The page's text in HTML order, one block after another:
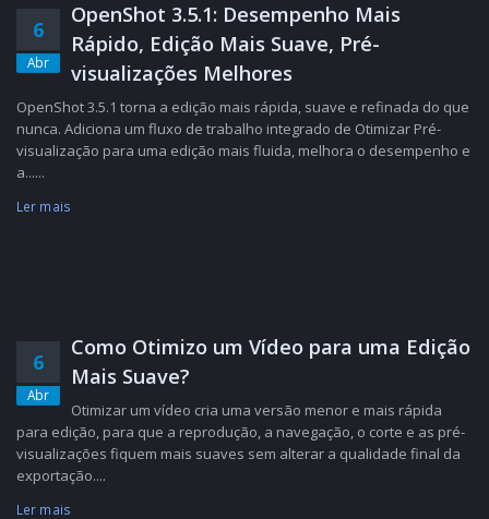
6
Abr
OpenShot 3.5.1: Desempenho Mais
Rápido, Edição Mais Suave, Pré-
visualizações Melhores
OpenShot 3.5.1 torna a edição mais rápida, suave e refinada do que
nunca. Adiciona um fluxo de trabalho integrado de Otimizar Pré-
visualização para uma edição mais fluida, melhora o desempenho e
a......
Ler mais
6
Abr
Como Otimizo um Vídeo para uma Edição
Mais Suave?
Otimizar um vídeo cria uma versão menor e mais rápida
para edição, para que a reprodução, a navegação, o corte e as pré-
visualizações fiquem mais suaves sem alterar a qualidade final da
exportação....
Ler mais